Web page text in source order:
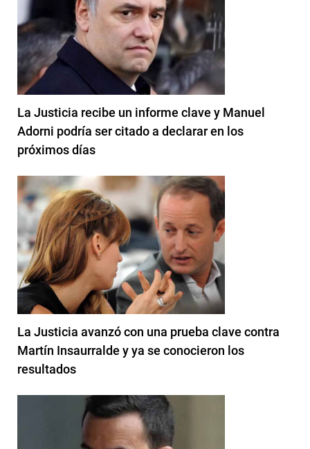
La Justicia recibe un informe clave y Manuel
Adorni podría ser citado a declarar en los
próximos días
La Justicia avanzó con una prueba clave contra
Martín Insaurralde y ya se conocieron los
resultados